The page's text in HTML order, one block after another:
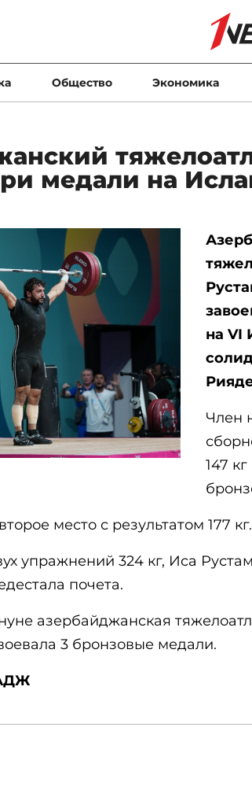
Общество Экономика
медали на
на VI
Член
147
место с результатом 177 кг.
упражнений 324 кг, Иса
почета.
азербайджанская
3 бронзовые медали.